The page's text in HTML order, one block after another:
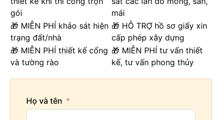
gói
mái
🎁 MIỄN PHÍ khảo sát hiện
trạng đất/nhà
🎁 HỖ TRỢ hồ sơ giấy xin
cấp phép xây dựng
🎁 MIỄN PHÍ thiết kế cổng
và tường rào
🎁 MIỄN PHÍ tư vấn thiết
kế, tư vấn phong thủy
Họ và tên